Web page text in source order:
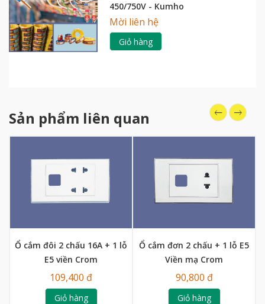
450/750V - Kumho
Mời liên hệ
Giỏ hàng
Sản phẩm liên quan
Ổ cắm đôi 2 chấu 16A + 1 lỗ
E5 viền Crom
109,400 đ
Giỏ hàng
Ổ cắm đơn 2 chấu + 1 lỗ E5
Viền mạ Crom
90,800 đ
Giỏ hàng